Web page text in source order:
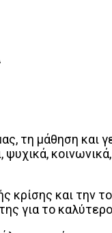
τη μάθηση και
κοινωνικά,
κρίσης και την
για το